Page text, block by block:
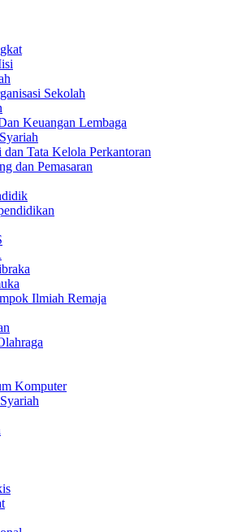
Sekolah
Keuangan Lembaga
dan Tata Kelola Perkantoran
dan Pemasaran
Ilmiah Remaja
Komputer